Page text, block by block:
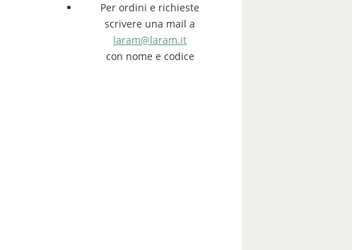
Per ordini e richieste
scrivere una mail a
laram@laram.it
con nome e codice